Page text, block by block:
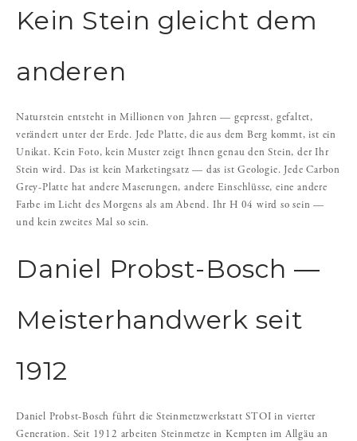
Kein Stein gleicht dem
anderen
Naturstein entsteht in Millionen von Jahren — gepresst, gefaltet,
verändert unter der Erde. Jede Platte, die aus dem Berg kommt, ist ein
Unikat. Kein Foto, kein Muster zeigt Ihnen genau den Stein, der Ihr
Stein wird. Das ist kein Marketingsatz — das ist Geologie. Jede Carbon
Grey-Platte hat andere Maserungen, andere Einschlüsse, eine andere
Farbe im Licht des Morgens als am Abend. Ihr H 04 wird so sein —
und kein zweites Mal so sein.
Daniel Probst-Bosch —
Meisterhandwerk seit
1912
Daniel Probst-Bosch führt die Steinmetzwerkstatt STOI in vierter
Generation. Seit 1912 arbeiten Steinmetze in Kempten im Allgäu an